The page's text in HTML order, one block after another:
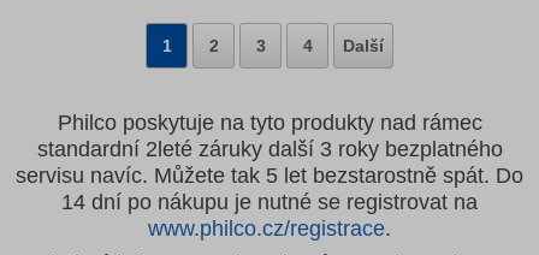
1 2 3 4 Další
Philco poskytuje na tyto produkty nad rámec
standardní 2leté záruky další 3 roky bezplatného
servisu navíc. Můžete tak 5 let bezstarostně spát. Do
14 dní po nákupu je nutné se registrovat na
www.philco.cz/registrace.